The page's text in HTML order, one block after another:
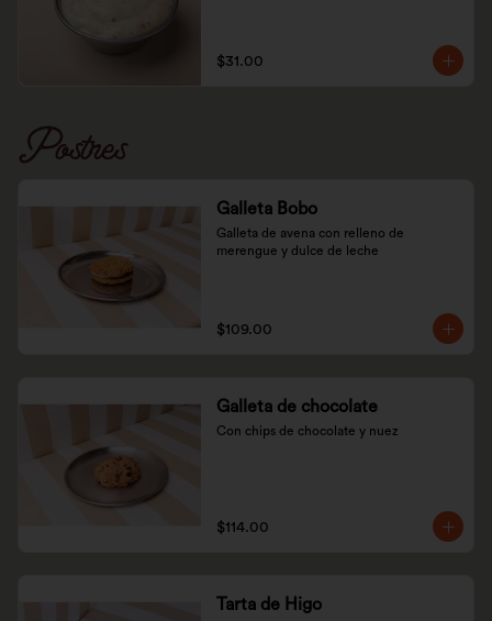
$31.00
Postres
Galleta Bobo
Galleta de avena con relleno de
merengue y dulce de leche
$109.00
Galleta de chocolate
Con chips de chocolate y nuez
$114.00
Tarta de Higo